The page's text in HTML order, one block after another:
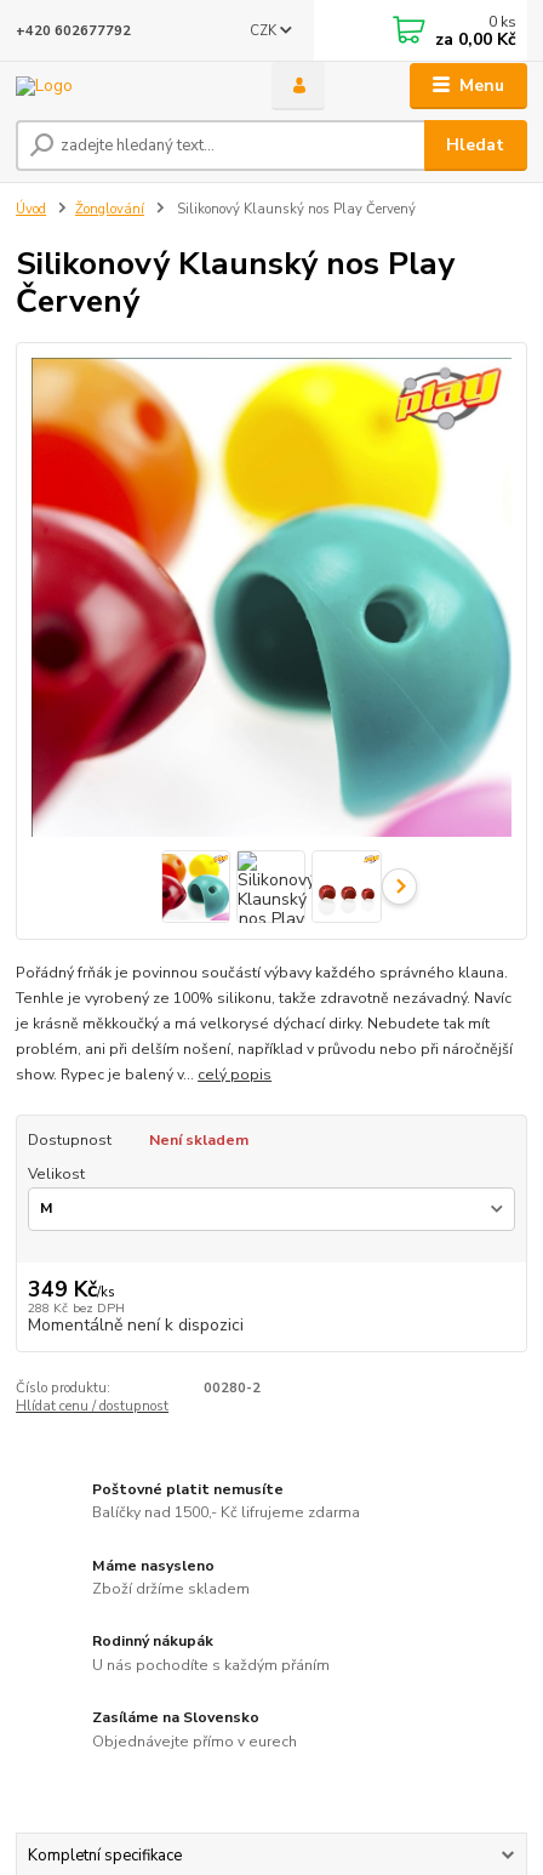
Menu
CZK
Hledat
+420 602677792 0 ks
za 0,00 Kč
Úvod Žonglování Silikonový Klaunský nos Play Červený
Silikonový Klaunský nos Play
Červený
Pořádný frňák je povinnou součástí výbavy každého správného klauna.
Tenhle je vyrobený ze 100% silikonu, takže zdravotně nezávadný. Navíc
je krásně měkkoučký a má velkorysé dýchací dirky. Nebudete tak mít
problém, ani při delším nošení, například v průvodu nebo při náročnější
show. Rypec je balený v... celý popis
Dostupnost
Není skladem
Velikost
349 Kč/ks
288 Kč bez DPH
Momentálně není k dispozici
Číslo produktu:
00280-2
Hlídat cenu / dostupnost
Poštovné platit nemusíte
Balíčky nad 1500,- Kč lifrujeme zdarma
Máme nasysleno
Zboží držíme skladem
Rodinný nákupák
U nás pochodíte s každým přáním
Zasíláme na Slovensko
Objednávejte přímo v eurech
Kompletní specifikace